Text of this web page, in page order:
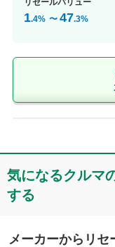
リセールバリュー
1.4% 〜 47.3%
気になるクルマ
する
メーカーからリセ